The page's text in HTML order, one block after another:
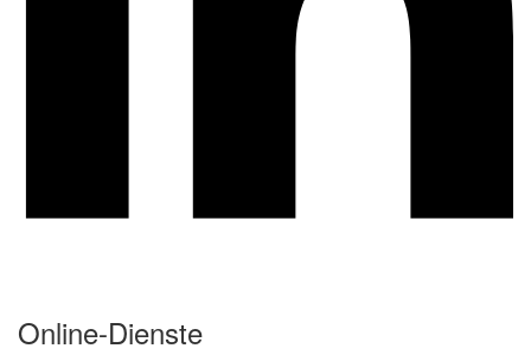
Online-Dienste